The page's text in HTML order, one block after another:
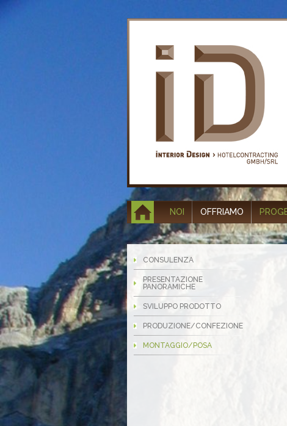
NOI OFFRIAMO
CONSULENZA
PRESENTAZIONE
PANORAMICHE
SVILUPPO PRODOTTO
PRODUZIONE/CONFEZIONE
MONTAGGIO/POSA